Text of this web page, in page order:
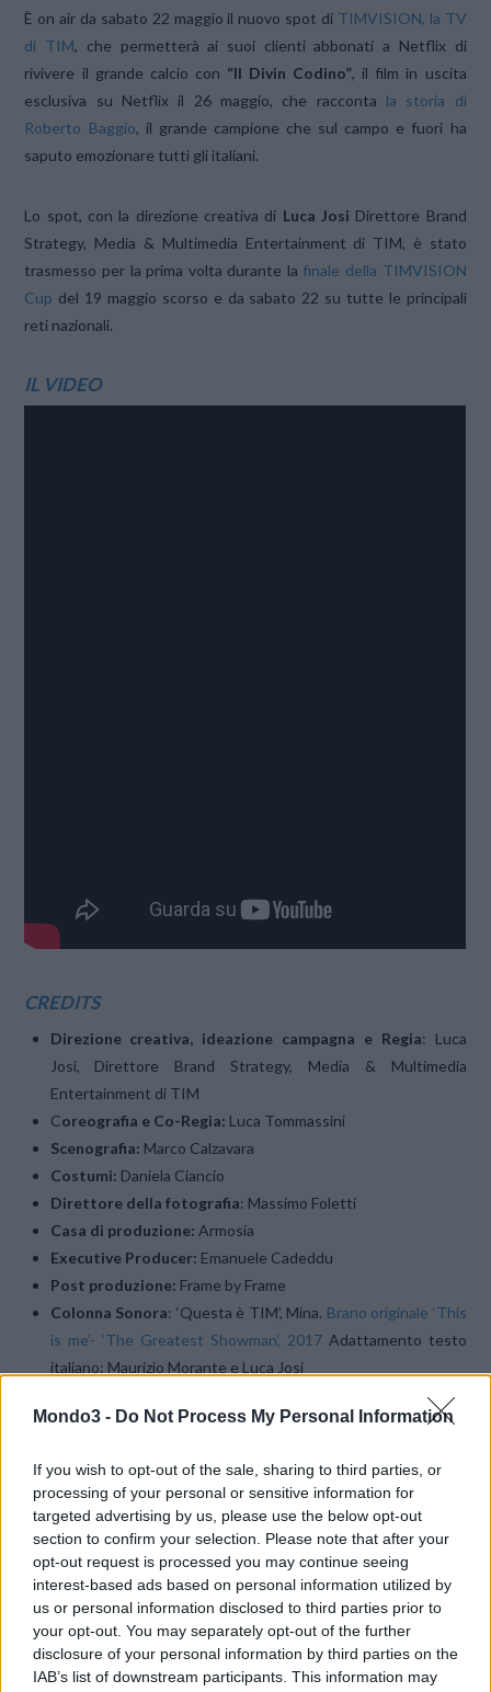
Mondo3 - Do Not Process My Personal Information
If you wish to opt-out of the sale, sharing to third parties, or
processing of your personal or sensitive information for
targeted advertising by us, please use the below opt-out
section to confirm your selection. Please note that after your
opt-out request is processed you may continue seeing
interest-based ads based on personal information utilized by
us or personal information disclosed to third parties prior to
your opt-out. You may separately opt-out of the further
disclosure of your personal information by third parties on the
IAB’s list of downstream participants. This information may
È on air da sabato 22 maggio il nuovo spot di TIMVISION, la TV
di TIM, che permetterà ai suoi clienti abbonati a Netflix di
rivivere il grande calcio con “Il Divin Codino”, il film in uscita
esclusiva su Netflix il 26 maggio, che racconta la storia di
Roberto Baggio, il grande campione che sul campo e fuori ha
saputo emozionare tutti gli italiani.
Lo spot, con la direzione creativa di Luca Josi Direttore Brand
Strategy, Media & Multimedia Entertainment di TIM, è stato
trasmesso per la prima volta durante la finale della TIMVISION
Cup del 19 maggio scorso e da sabato 22 su tutte le principali
reti nazionali.
IL VIDEO
CREDITS
Direzione creativa, ideazione campagna e Regia: Luca
Josi, Direttore Brand Strategy, Media & Multimedia
Entertainment di TIM
Coreografia e Co-Regia: Luca Tommassini
Scenografia: Marco Calzavara
Costumi: Daniela Ciancio
Direttore della fotografia: Massimo Foletti
Casa di produzione: Armosia
Executive Producer: Emanuele Cadeddu
Post produzione: Frame by Frame
Colonna Sonora: ‘Questa è TIM’, Mina. Brano originale ‘This
is me’- ‘The Greatest Showman’, 2017Adattamento testo
italiano: Maurizio Morante e Luca Josi
L’OFFERTA